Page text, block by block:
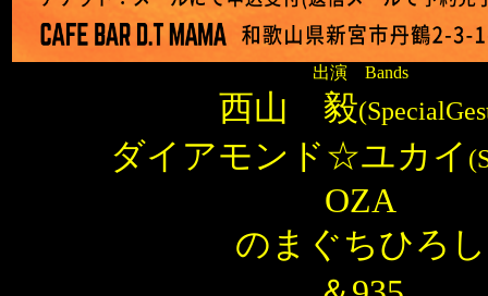
出演 Bands
西山 毅
ダイアモンド☆ユカイ
OZA
のまぐちひろし